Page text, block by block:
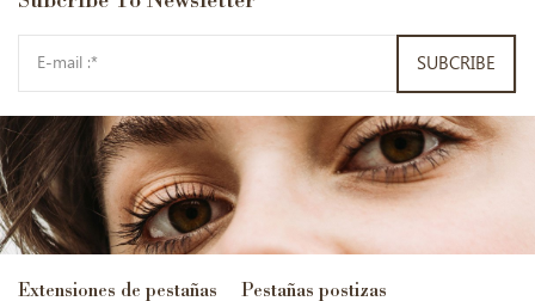
SUBCRIBE
Extensiones de pestañas Pestañas postizas